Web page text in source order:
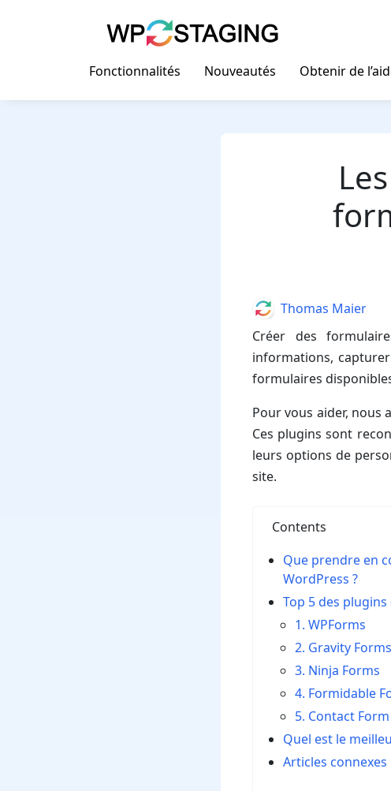
Fonctionnalités
Nouveautés Obtenir de
Créer des
informations,
formulaires
Pour vous aider, nous
Ces plugins sont
leurs options de
site.
Contents
Que prendre en
WordPress ?
Top 5 des
1. WPForms
2. Gravity Forms
3. Ninja Forms
4. Formidable
5. Contact
Quel est le
Articles connexes
AuthorThomas Maier